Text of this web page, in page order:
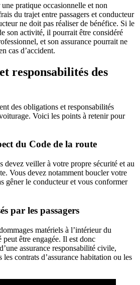
pratique occasionnelle et non
du trajet entre passagers et conducteur
ne doit pas réaliser de bénéfice. Si le
son activité, il pourrait être considéré
et son assurance pourrait ne
cas d’accident.
responsabilités des
des obligations et responsabilités
Voici les points à retenir pour
du Code de la route
devez veiller à votre propre sécurité et au
Vous devez notamment boucler votre
gêner le conducteur et vous conformer
par les passagers
matériels à l’intérieur du
être engagée. Il est donc
assurance responsabilité civile,
les contrats d’assurance habitation ou les